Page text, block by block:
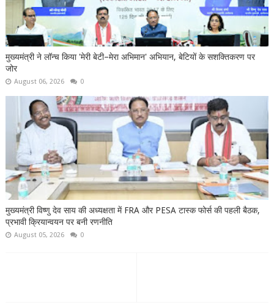
मुख्यमंत्री ने लॉन्च किया 'मेरी बेटी–मेरा अभिमान' अभियान, बेटियों के सशक्तिकरण पर
जोर
August 06, 2026 0
मुख्यमंत्री विष्णु देव साय की अध्यक्षता में FRA और PESA टास्क फोर्स की पहली बैठक,
प्रभावी क्रियान्वयन पर बनी रणनीति
August 05, 2026 0